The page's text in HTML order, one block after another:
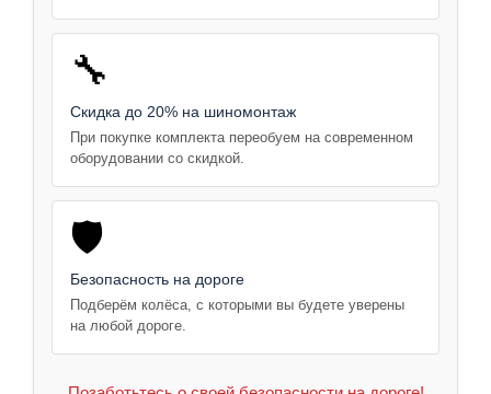
🔧
Скидка до 20% на шиномонтаж
При покупке комплекта переобуем на современном
оборудовании со скидкой.
🛡️
Безопасность на дороге
Подберём колёса, с которыми вы будете уверены
на любой дороге.